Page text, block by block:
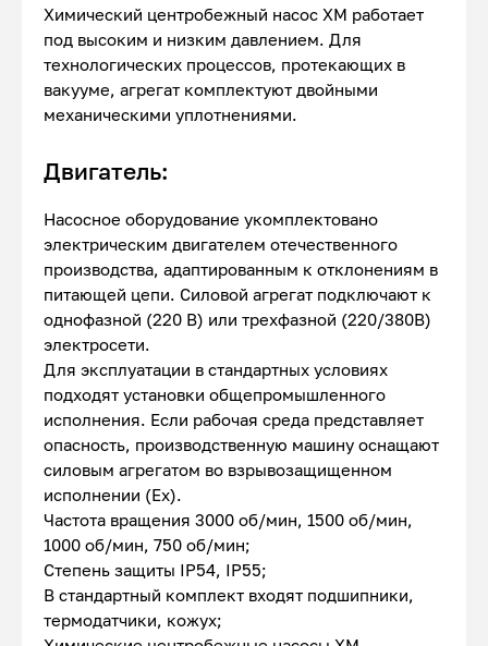
Химический центробежный насос ХМ работает
под высоким и низким давлением. Для
технологических процессов, протекающих в
вакууме, агрегат комплектуют двойными
механическими уплотнениями.
Двигатель:
Насосное оборудование укомплектовано
электрическим двигателем отечественного
производства, адаптированным к отклонениям в
питающей цепи. Силовой агрегат подключают к
однофазной (220 В) или трехфазной (220/380В)
электросети.
Для эксплуатации в стандартных условиях
подходят установки общепромышленного
исполнения. Если рабочая среда представляет
опасность, производственную машину оснащают
силовым агрегатом во взрывозащищенном
исполнении (Ex).
Частота вращения 3000 об/мин, 1500 об/мин,
1000 об/мин, 750 об/мин;
Степень защиты IP54, IP55;
В стандартный комплект входят подшипники,
термодатчики, кожух;